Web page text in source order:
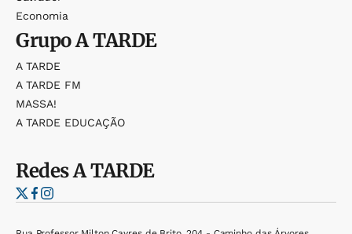
Economia
GrupoA TARDE
A TARDE
A TARDE FM
MASSA!
A TARDE EDUCAÇÃO
RedesA TARDE